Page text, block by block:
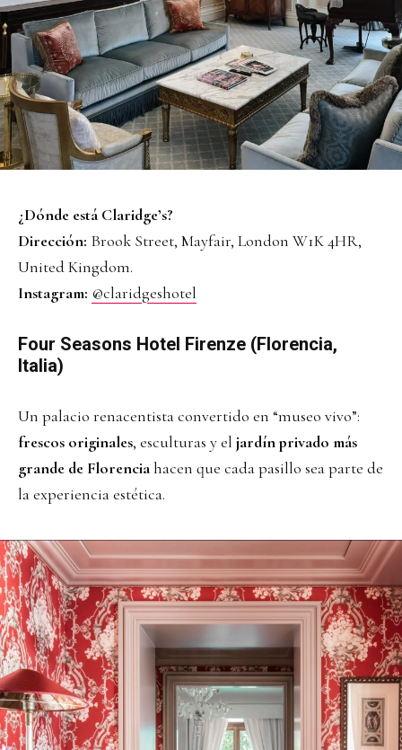
¿Dónde está Claridge’s?
Dirección: Brook Street, Mayfair, London W1K 4HR,
United Kingdom.
Instagram: @claridgeshotel
Four Seasons Hotel Firenze (Florencia,
Italia)
Un palacio renacentista convertido en “museo vivo”:
frescos originales, esculturas y el jardín privado más
grande de Florenciahacen que cada pasillo sea parte de
la experiencia estética.